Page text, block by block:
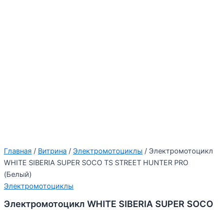
Главная / Витрина / Электромотоциклы / Электромотоцикл
WHITE SIBERIA SUPER SOCO TS STREET HUNTER PRO
(Белый)
Электромотоциклы
Электромотоцикл WHITE SIBERIA SUPER SOCO